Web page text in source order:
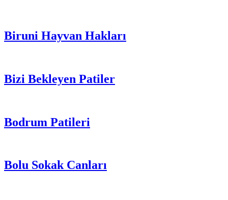
Biruni Hayvan Hakları
Bizi Bekleyen Patiler
Bodrum Patileri
Bolu Sokak Canları